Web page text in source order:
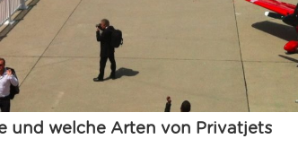
und welche Arten von Privatjets